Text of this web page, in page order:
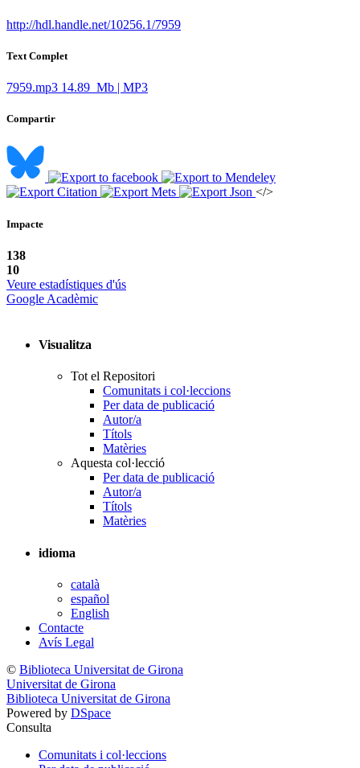
http://hdl.handle.net/10256.1/7959
Text Complet
7959.mp3 14.89 Mb | MP3
Compartir
</>
Impacte
138
10
Veure estadístiques d'ús
Google Acadèmic
Visualitza
Tot el Repositori
Comunitats i col·leccions
Per data de publicació
Autor/a
Títols
Matèries
Aquesta col·lecció
Per data de publicació
Autor/a
Títols
Matèries
idioma
català
español
English
Contacte
Avís Legal
© Biblioteca Universitat de Girona
Universitat de Girona
Biblioteca Universitat de Girona
Powered by DSpace
Consulta
Comunitats i col·leccions